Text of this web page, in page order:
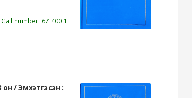
Call number: 67.400.1
он /Эмхэтгэсэн :